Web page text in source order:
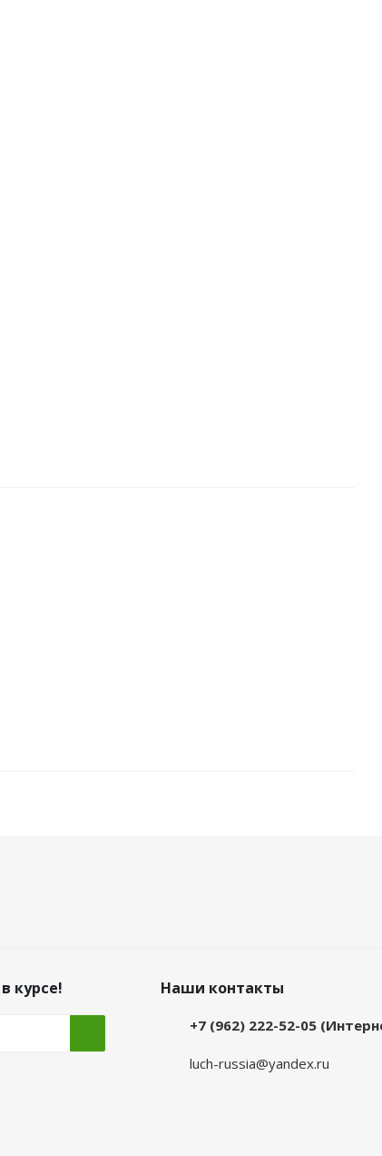
курсе! Наши контакты
+7 (962) 222-52-05
luch-russia@yandex.ru